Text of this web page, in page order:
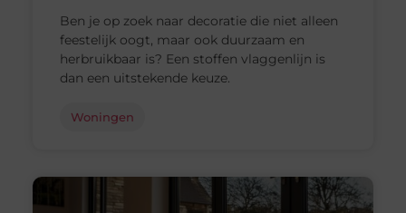
Ben je op zoek naar decoratie die niet alleen
feestelijk oogt, maar ook duurzaam en
herbruikbaar is? Een stoffen vlaggenlijn is
dan een uitstekende keuze.
Woningen